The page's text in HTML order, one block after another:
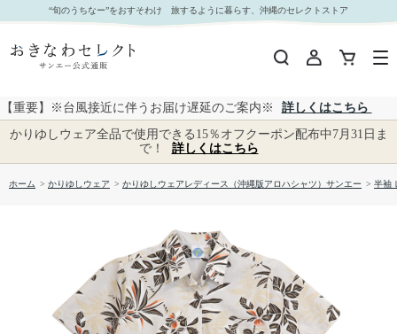
【送料無料】デイゴ柄 かりゆしウェア P-SAEM1128 L｜おきなわセレクト サンエー公式通販
“旬のうちなー”をおすそわけ 旅するように暮らす、沖縄のセレクトストア
【重要】※台風接近に伴うお届け遅延のご案内※
詳しくはこちら
かりゆしウェア全品で使用できる15％オフクーポン配布中7月31日ま
で！
詳しくはこちら
ホーム > かりゆしウェア > かりゆしウェアレディース（沖縄版アロハシャツ）サンエー > 半袖